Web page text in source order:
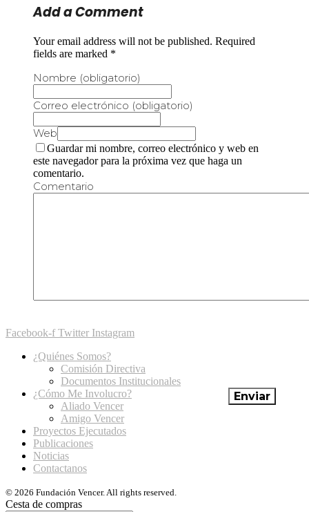
Add a Comment
Your email address will not be published. Required
fields are marked *
Nombre (obligatorio)
Correo electrónico (obligatorio)
Web
Guardar mi nombre, correo electrónico y web en
este navegador para la próxima vez que haga un
comentario.
Comentario
Facebook-f Twitter Instagram
¿Quiénes Somos?
Comisión Directiva
Documentos Institucionales
¿Cómo Me Involucro?
Aliado Vencer
Amigo Vencer
Proyectos Ejecutados
Publicaciones
Noticias
Contactanos
© 2026 Fundación Vencer. All rights reserved.
Cesta de compras